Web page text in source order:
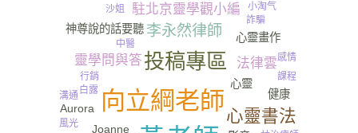
向立綱老師
投稿專區
心靈書法
李永然律師
靈學問與答
駐北京靈學觀小編
法律雲
心靈
Joanne
神尊說的話要聽
心靈畫作
Aurora
健康
白露
沙姐
風光
小淘气
課程
中醫
詐騙
溝通
行銷
感情